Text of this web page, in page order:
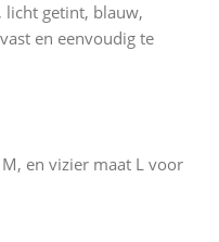
licht getint, blauw,
en eenvoudig te
en vizier maat L voor